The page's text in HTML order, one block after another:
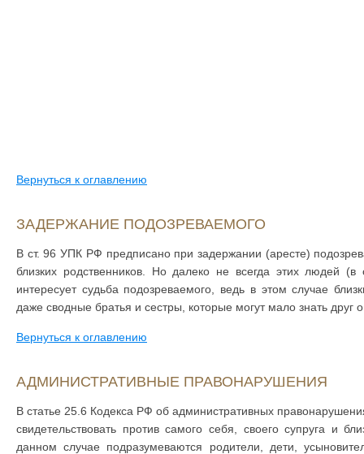
Вернуться к оглавлению
ЗАДЕРЖАНИЕ ПОДОЗРЕВАЕМОГО
В ст. 96 УПК РФ предписано при задержании (аресте)
близких родственников. Но далеко не всегда этих людей
интересует судьба подозреваемого, ведь в этом случае
даже сводные братья и сестры, которые могут мало знать друг
Вернуться к оглавлению
АДМИНИСТРАТИВНЫЕ ПРАВОНАРУШЕНИЯ
В статье 25.6 Кодекса РФ об административных
свидетельствовать против самого себя, своего супруга и
данном случае подразумеваются родители, дети,